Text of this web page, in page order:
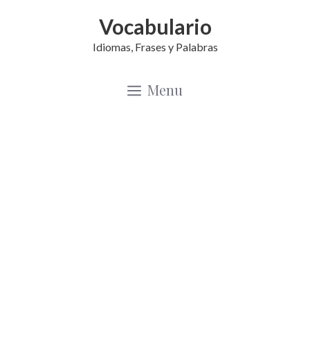
Vocabulario
Idiomas, Frases y Palabras
Menu